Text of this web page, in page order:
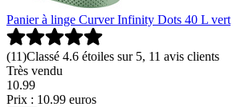
Panier à linge Curver Infinity Dots 40 L vert
(11)Classé 4.6 étoiles sur 5, 11 avis clients
Très vendu
10.99
Prix : 10.99 euros